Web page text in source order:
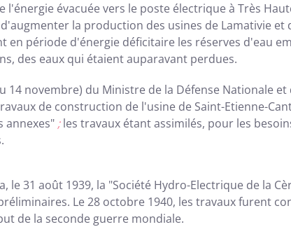
l'énergie évacuée vers le poste électrique à Très
la production des usines de Lamativie et
en période d'énergie déficitaire les réserves d'eau
des eaux qui étaient auparavant perdues.
14 novembre) du Ministre de la Défense Nationale et
de construction de l'usine de Saint-Etienne-
annexes" ;les travaux étant assimilés, pour les
le 31 août 1939, la "Société Hydro-Electrique de la
Le 28 octobre 1940, les travaux furent
de la seconde guerre mondiale.